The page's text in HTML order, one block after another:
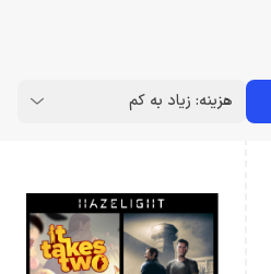
هزینه: زیاد به کم